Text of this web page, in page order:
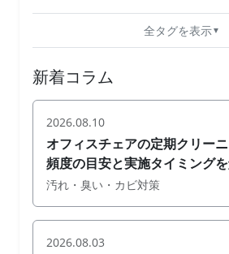
全タグを表示
新着コラム
2026.08.10
オフィスチェアの定期クリー
頻度の目安と実施タイミング
汚れ・臭い・カビ対策
2026.08.03